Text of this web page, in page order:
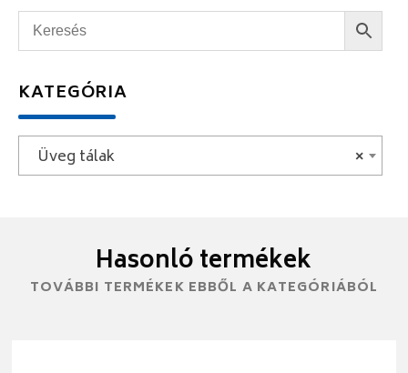
KATEGÓRIA
×
Üveg tálak
Hasonló termékek
TOVÁBBI TERMÉKEK EBBŐL A KATEGÓRIÁBÓL